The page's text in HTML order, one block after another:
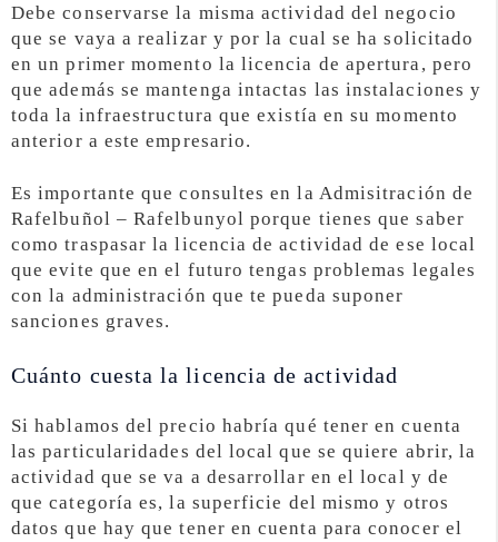
Debe conservarse la misma actividad del negocio
que se vaya a realizar y por la cual se ha solicitado
en un primer momento la licencia de apertura, pero
que además se mantenga intactas las instalaciones y
toda la infraestructura que existía en su momento
anterior a este empresario.
Es importante que consultes en la Admisitración de
Rafelbuñol – Rafelbunyol porque tienes que saber
como traspasar la licencia de actividad de ese local
que evite que en el futuro tengas problemas legales
con la administración que te pueda suponer
sanciones graves.
Cuánto cuesta la licencia de actividad
Si hablamos del precio habría qué tener en cuenta
las particularidades del local que se quiere abrir, la
actividad que se va a desarrollar en el local y de
que categoría es, la superficie del mismo y otros
datos que hay que tener en cuenta para conocer el